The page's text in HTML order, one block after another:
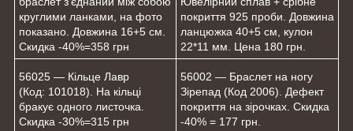
круглими ланками, на фото
показано. Довжина 16+5 см.
Скидка -40%=358 грн
покриття 925 проби. Довжина
ланцюжка 40+5 см, кулон
22*11 мм. Цена 180 грн.
56025 — Кільце Лавр
(Код: 101018). На кільці
бракує одного листочка.
Скидка -30%=315 грн
56002 — Браслет на ногу
Зірепад (Код 2006). Дефект
покриття на зірочках. Скидка
-40% = 177 грн.